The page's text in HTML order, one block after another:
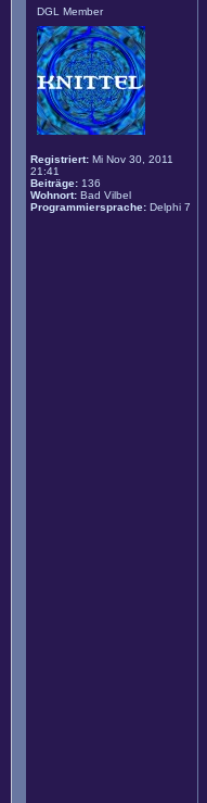
DGL Member
Registriert: Mi Nov 30, 2011
21:41
Beiträge: 136
Wohnort: Bad Vilbel
Programmiersprache: Delphi 7